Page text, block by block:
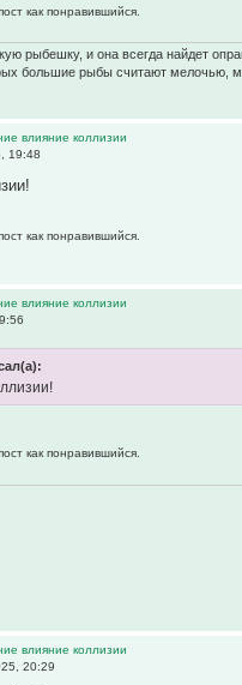
как понравившийся.
рыбешку, и она всегда найдет
большие рыбы считают мелочью,
влияние коллизии
19:48
как понравившийся.
влияние коллизии
как понравившийся.
влияние коллизии
20:29